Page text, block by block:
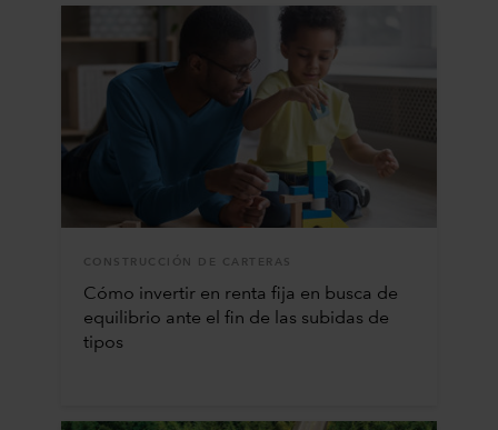
CONSTRUCCIÓN DE CARTERAS
Cómo invertir en renta fija en busca de
equilibrio ante el fin de las subidas de
tipos